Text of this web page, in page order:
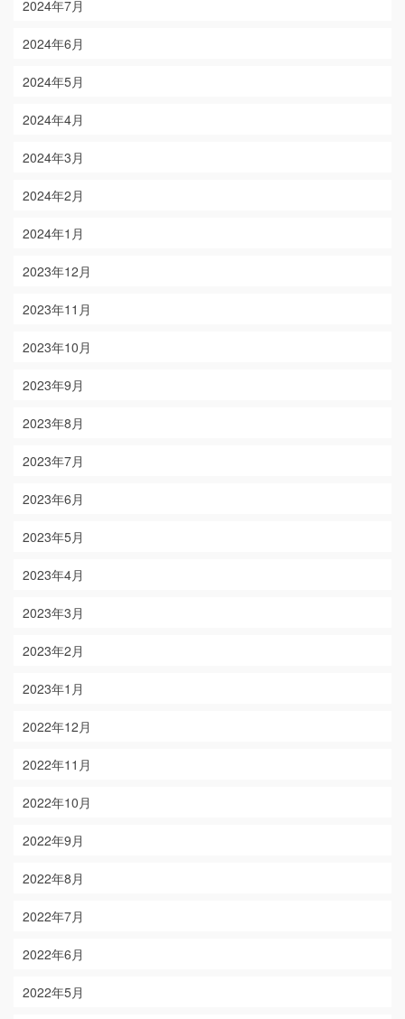
2024年7月
2024年6月
2024年5月
2024年4月
2024年3月
2024年2月
2024年1月
2023年12月
2023年11月
2023年10月
2023年9月
2023年8月
2023年7月
2023年6月
2023年5月
2023年4月
2023年3月
2023年2月
2023年1月
2022年12月
2022年11月
2022年10月
2022年9月
2022年8月
2022年7月
2022年6月
2022年5月